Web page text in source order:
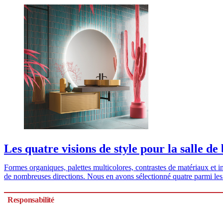
Les quatre visions de style pour la salle de
Formes organiques, palettes multicolores, contrastes de matériaux
de nombreuses directions. Nous en avons sélectionné quatre parmi
Responsabilité